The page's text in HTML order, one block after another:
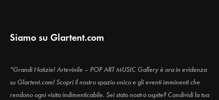
Siamo su Glartent.com
“Grandi Notizie! Artevinile – POP ART MUSIC Gallery è ora in evidenza
su Glartent.com! Scopri il nostro spazio unico e gli eventi imminenti che
rendono ogni visita indimenticabile. Sei stato nostro ospite? Condividi la tua